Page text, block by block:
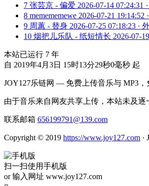
7 张芸京 - 偏爱 2026-07-14 07:24:31
8 memememewe 2026-07-21 19:14:52
9 周蕙 - 替身 2026-07-25 07:18:23 ·
10 烟把儿乐队 - 纸短情长 2026-07-
本站已运行 7 年
自 2019年4月3日 15时13分29秒0毫秒 起
JOY127乐链网 — 免费上传音乐与 MP3
由于音乐来自网友共享上传，本站未及
联系邮箱 656199791@139.com
Copyright © 2019 https://www.joy127.com ·
扫一扫使用手机版
or 输入网址 www.joy127.com